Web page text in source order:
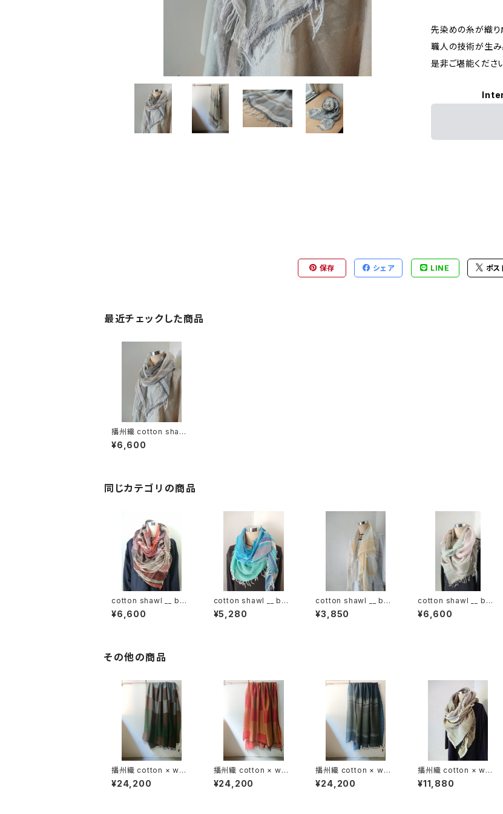
先染めの糸が織
職人の技術が生
是非ご堪能くださ
保存 シェア LINE ポス
最近チェックした商品
播州織 cotton shawl
__ border 220
¥6,600
同じカテゴリの商品
cotton shawl __ bor
der 220
¥6,600
cotton shawl __ bor
der 160 海嶺w
¥5,280
cotton shawl __ bor
der 120 蒲公英w
¥3,850
cotton shawl __ bor
der 220
¥6,600
その他の商品
播州織 cotton × woo
l __ block 220-120
狭霧GK
¥24,200
播州織 cotton × woo
l __ block 220-120
鬼灯GK
¥24,200
播州織 cotton × woo
l __ border 220-120
霧帳GK
¥24,200
播州織 cotton × woo
l shawl __ block 220
枯芒K
¥11,880